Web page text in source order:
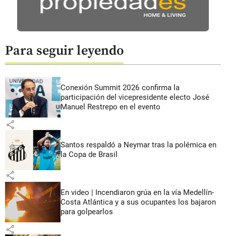
Para seguir leyendo
Conexión Summit 2026 confirma la
participación del vicepresidente electo José
Manuel Restrepo en el evento
share
Santos respaldó a Neymar tras la polémica en
la Copa de Brasil
share
En video | Incendiaron grúa en la vía Medellín-
Costa Atlántica y a sus ocupantes los bajaron
para golpearlos
share